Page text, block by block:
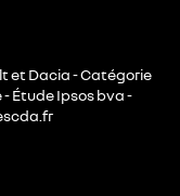
et Dacia - Catégorie
Étude Ipsos bva -